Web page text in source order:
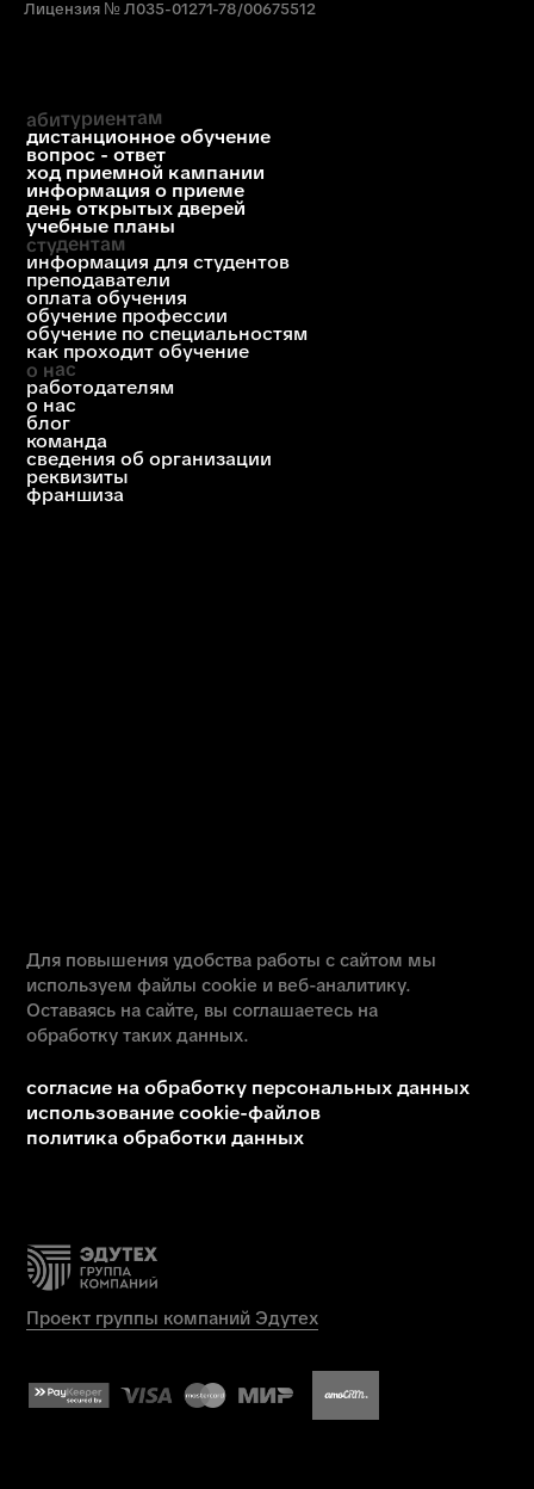
© 2025 Автономная некоммерческая профессиональная
образовательная организация «Колледж городских
Лицензия № Л035-01271-78/00675512
приемная комиссия
+7 (812) 615-86-17
8 (800) 707-75-36
ответим за 1 будний день
priem@biscollege.ru
вопрос - ответ
ход приемной кампании
информация о приеме
день открытых дверей
учебные планы
преподаватели
оплата обучения